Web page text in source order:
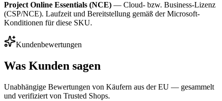
Project Online Essentials (NCE) — Cloud- bzw. Business-Lizenz
(CSP/NCE). Laufzeit und Bereitstellung gemäß der Microsoft-
Konditionen für diese SKU.
Kundenbewertungen
Was Kunden sagen
Unabhängige Bewertungen von Käufern aus der EU — gesammelt
und verifiziert von Trusted Shops.